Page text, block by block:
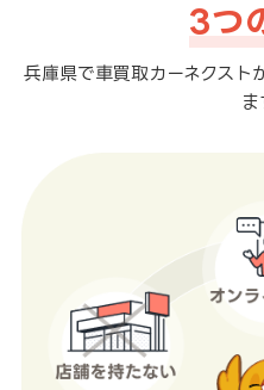
3つ
兵庫県で車買取カーネクスト
ま